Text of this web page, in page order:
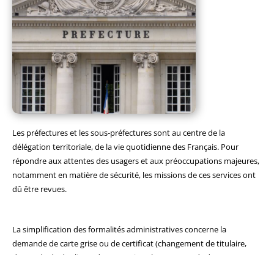
Les préfectures et les sous-préfectures sont au centre de la
délégation territoriale, de la vie quotidienne des Français. Pour
répondre aux attentes des usagers et aux préoccupations majeures,
notamment en matière de sécurité, les missions de ces services ont
dû être revues.
La simplification des formalités administratives concerne la
demande de carte grise ou de certificat (changement de titulaire,